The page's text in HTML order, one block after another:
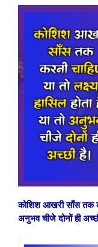
कोशिश आखरी साँस तक
अनुभव चीजे दोनों ही